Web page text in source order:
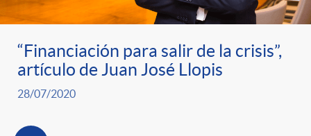
“Financiación para salir de la crisis”,
artículo de Juan José Llopis
28/07/2020